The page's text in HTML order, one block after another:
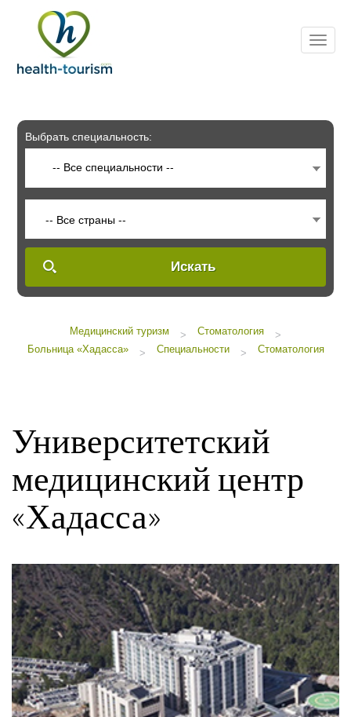
includes
system.
Выбрать специальность:
-- Все специальности --
-- Все страны --
Искать
Медицинский туризм > Стоматология
>
Больница «Хадасса»
> Специальности > Стоматология
Университетский
медицинский центр
«Хадасса»